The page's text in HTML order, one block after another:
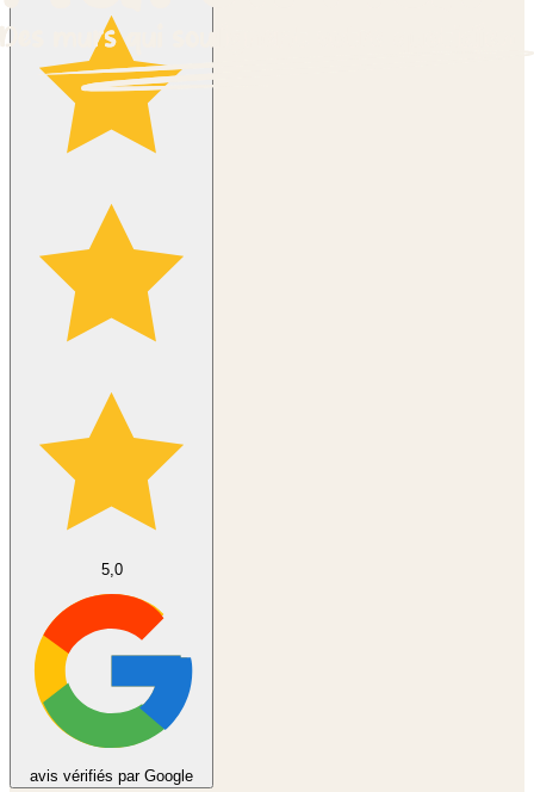
5,0
avis vérifiés par Google